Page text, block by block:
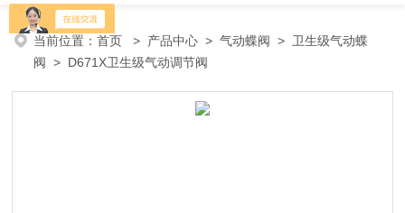
当前位置：首页 > 产品中心 >气动蝶阀 > 卫生级气动蝶
阀 > D671X卫生级气动调节阀